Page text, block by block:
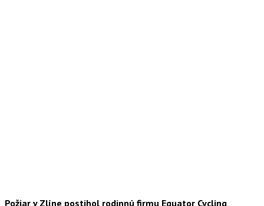
Požiar v Zlíne postihol rodinnú firmu Equator Cycling